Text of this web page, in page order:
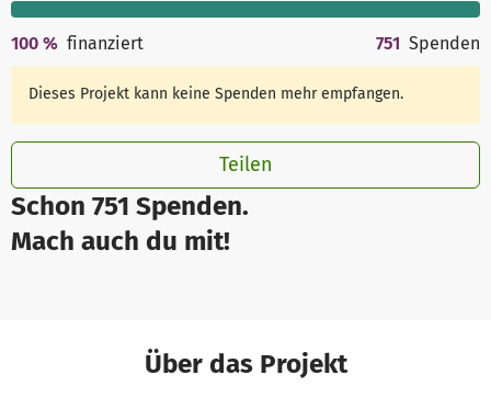
Schon 751 Spenden.
Mach auch du mit!
100 % finanziert 751 Spenden
Dieses Projekt kann keine Spenden mehr empfangen.
Teilen
Über das Projekt